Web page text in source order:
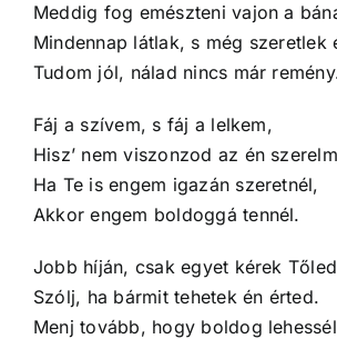
Meddig fog emészteni vajon a
Mindennap látlak, s még szeretlek
Tudom jól, nálad nincs már
Fáj a szívem, s fáj a lelkem,
Hisz’ nem viszonzod az én
Ha Te is engem igazán szeretnél,
Akkor engem boldoggá tennél.
Jobb híján, csak egyet kérek
Szólj, ha bármit tehetek én érted.
Menj tovább, hogy boldog